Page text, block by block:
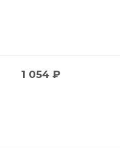
1 054₽